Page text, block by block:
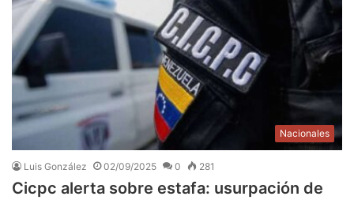
Nacionales
Luis González 02/09/2025 0 281
Cicpc alerta sobre estafa: usurpación de